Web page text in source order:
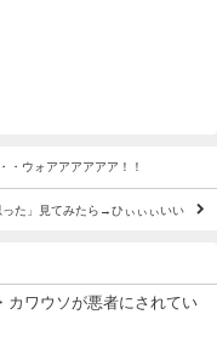
・ウォアアアアアア！！
った」見てみたら→ひぃぃぃいい
カワウソが悪者にされてい